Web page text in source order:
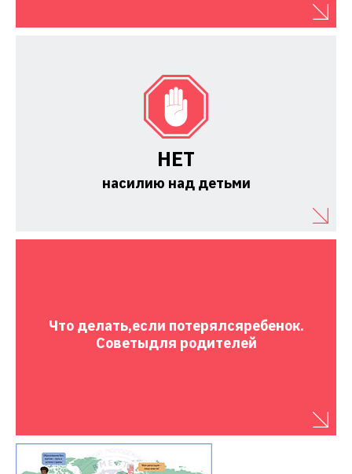
НЕТ
насилию над детьми
Что делать,если потерялсяребенок.
Советыдля родителей